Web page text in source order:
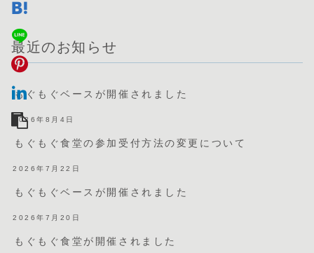
最近のお知らせ
もぐもぐベースが開催されました
2026年8月4日
もぐもぐ食堂の参加受付方法の変更について
2026年7月22日
もぐもぐベースが開催されました
2026年7月20日
もぐもぐ食堂が開催されました